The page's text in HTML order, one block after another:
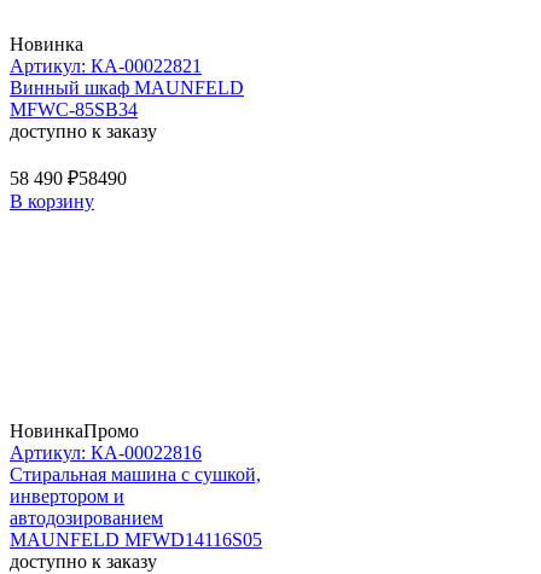
Новинка
Артикул: КА-00022821
Винный шкаф MAUNFELD
MFWC-85SB34
доступно к заказу
58 490 ₽58490
В корзину
НовинкаПромо
Артикул: КА-00022816
Стиральная машина c сушкой,
инвертором и
автодозированием
MAUNFELD MFWD14116S05
доступно к заказу